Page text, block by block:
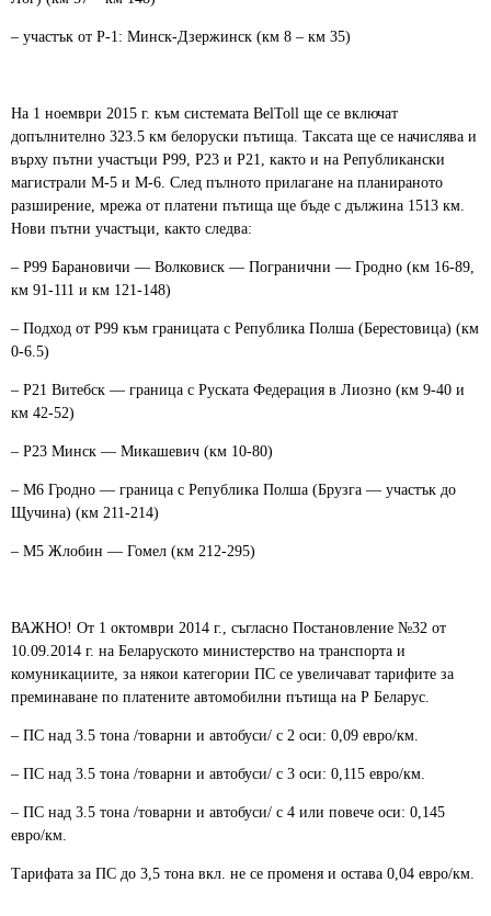
– участък от Р-1: Минск-Дзержинск (км 8 – км 35)
На 1 ноември 2015 г. към системата BelToll ще се включат
допълнително 323.5 км белоруски пътища. Таксата ще се начислява и
върху пътни участъци P99, P23 и P21, както и на Републикански
магистрали М-5 и M-6. След пълното прилагане на планираното
разширение, мрежа от платени пътища ще бъде с дължина 1513 км.
Нови пътни участъци, както следва:
– P99 Барановичи — Волковиск — Погранични — Гродно (км 16-89,
км 91-111 и км 121-148)
– Подход от Р99 към границата с Република Полша (Берестовица) (км
0-6.5)
– P21 Витебск — граница с Руската Федерация в Лиозно (км 9-40 и
км 42-52)
– P23 Минск — Микашевич (км 10-80)
– M6 Гродно — граница с Република Полша (Брузга — участък до
Щучина) (км 211-214)
– M5 Жлобин — Гомел (км 212-295)
ВАЖНО! От 1 октомври 2014 г., съгласно Постановление №32 от
10.09.2014 г. на Беларуското министерство на транспорта и
комуникациите, за някои категории ПС се увеличават тарифите за
преминаване по платените автомобилни пътища на Р Беларус.
– ПС над 3.5 тона /товарни и автобуси/ с 2 оси: 0,09 евро/км.
– ПС над 3.5 тона /товарни и автобуси/ с 3 оси: 0,115 евро/км.
– ПС над 3.5 тона /товарни и автобуси/ с 4 или повече оси: 0,145
евро/км.
Тарифата за ПС до 3,5 тона вкл. не се променя и остава 0,04 евро/км.